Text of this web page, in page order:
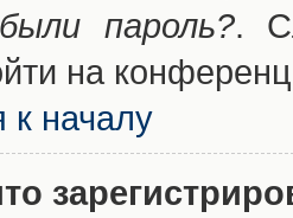
пароль?.
на
к началу